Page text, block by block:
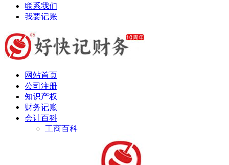
联系我们
我要记账
网站首页
公司注册
知识产权
财务记账
会计百科
工商百科